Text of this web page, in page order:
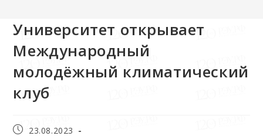
Университет открывает
Международный
молодёжный климатический
клуб
23.08.2023